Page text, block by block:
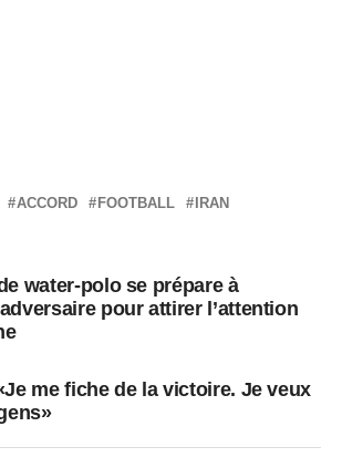
ACCORD FOOTBALL
IRAN
water-polo se prépare à
pour attirer l’attention
me fiche de la victoire. Je veux